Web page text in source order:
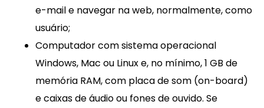
e-mail e navegar na web, normalmente, como
usuário;
Computador com sistema operacional
Windows, Mac ou Linux e, no mínimo, 1 GB de
memória RAM, com placa de som (on-board)
e caixas de áudio ou fones de ouvido. Se